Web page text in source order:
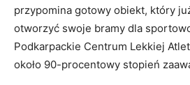
przypomina gotowy obiekt, który
otworzyć swoje bramy dla
Podkarpackie Centrum Lekkiej
około 90-procentowy stopień